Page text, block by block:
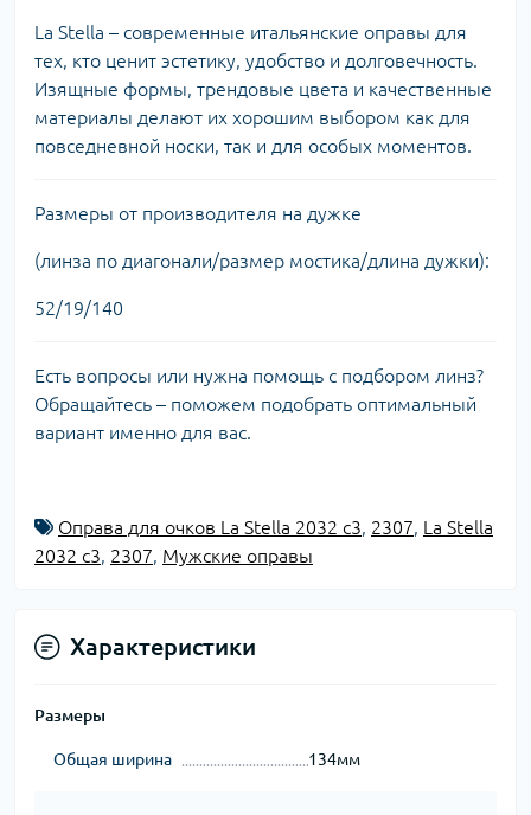
La Stella – современные итальянские оправы для
тех, кто ценит эстетику, удобство и долговечность.
Изящные формы, трендовые цвета и качественные
материалы делают их хорошим выбором как для
повседневной носки, так и для особых моментов.
Размеры от производителя на дужке
(линза по диагонали/размер мостика/длина дужки):
52/19/140
Есть вопросы или нужна помощь с подбором линз?
Обращайтесь – поможем подобрать оптимальный
вариант именно для вас.
Оправа для очков La Stella 2032 c3 2307 La Stella
2032 c3 2307 Мужские оправы
Характеристики
Размеры
Общая ширина 134мм